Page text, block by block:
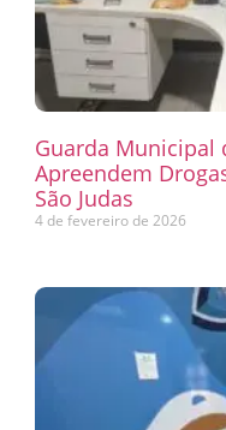
Guarda Municipal
Apreendem
São Judas
4 de fevereiro de 2026